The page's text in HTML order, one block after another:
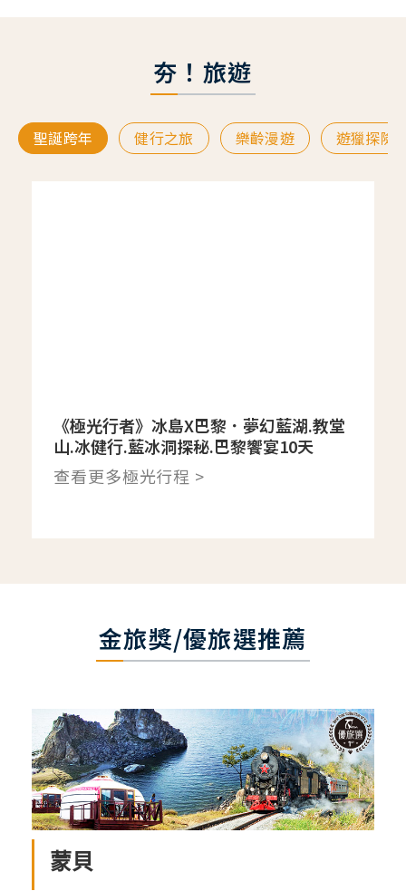
夯！旅遊
聖誕跨年 健行之旅 樂齡漫遊 遊獵探險
《極光行者》冰島X巴黎．夢幻藍湖.教堂
山.冰健行.藍冰洞探秘.巴黎饗宴10天
查看更多極光行程 >
金旅獎/優旅選推薦
蒙貝